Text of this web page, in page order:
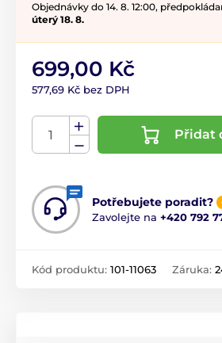
Objednávky do 14. 8. 12:00,
úterý 18. 8.
699,00 Kč
577,69 Kč bez DPH
Přidat
Potřebujete poradit?
Zavolejte na +420 792
Kód produktu: 101-11063 Záruka: